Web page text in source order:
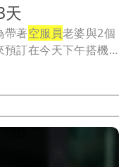
帶著空服員老婆與2個
預訂在今天下午搭機